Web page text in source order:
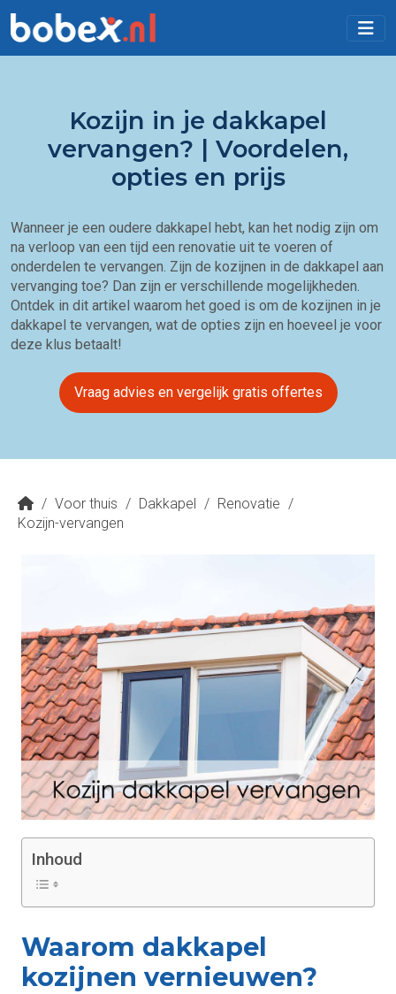
Kozijn in je dakkapel
vervangen? | Voordelen,
opties en prijs
Wanneer je een oudere dakkapel hebt, kan het nodig zijn om
na verloop van een tijd een renovatie uit te voeren of
onderdelen te vervangen. Zijn de kozijnen in de dakkapel aan
vervanging toe? Dan zijn er verschillende mogelijkheden.
Ontdek in dit artikel waarom het goed is om de kozijnen in je
dakkapel te vervangen, wat de opties zijn en hoeveel je voor
deze klus betaalt!
Vraag advies en vergelijk gratis offertes
/ Voor thuis / Dakkapel / Renovatie /
Kozijn-vervangen
Inhoud
Waarom dakkapel
kozijnen vernieuwen?